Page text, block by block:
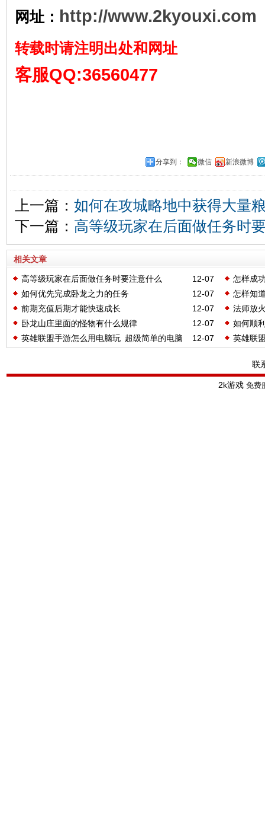
网址： http://www.2kyouxi.com
转载时请注明出处和网址
客服QQ:36560477
分享到： 微信 新浪微博
上一篇： 如何在攻城略地中获得大量
下一篇： 高等级玩家在后面做任务时
相关文章
12-07
高等级玩家在后面做任务时要注意什么
怎样成
12-07
如何优先完成卧龙之力的任务
怎样知
12-07
前期充值后期才能快速成长
法师放
12-07
卧龙山庄里面的怪物有什么规律
如何顺
12-07
英雄联盟手游怎么用电脑玩 超级简单的电脑
英雄联
联
2k游戏 免费